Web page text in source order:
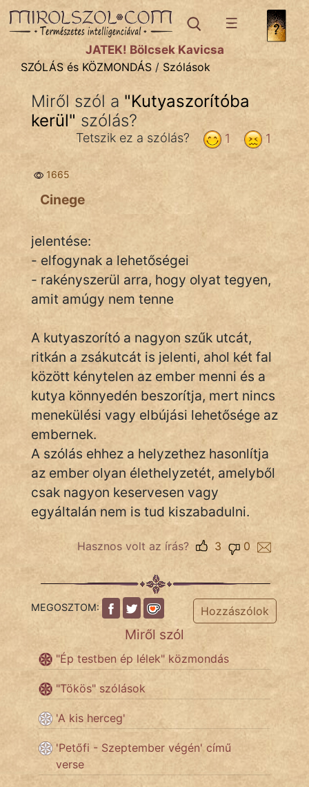
SZÓLÁS ÉS KÖZMONDÁStémák:
Bibliai
Közmondások
Szállóigék
Szóláscsoportok
Szólások
Tréfás
IRODALOM
SZÓLÁS
KÖZMONDÁS
PSZICHO
FILM
ÉLETMÓD
TÖRTÉNELEM
cinege
fantom
Hunor
JÁTÉK! Bölcsek Kavicsa
SZÓLÁS és KÖZMONDÁS / Szólások
Miről szól a "Kutyaszorítóba
kerül" szólás?
1
1
Tetszik ez a szólás?
1665
Cinege
jelentése:
- elfogynak a lehetőségei
- rakényszerül arra, hogy olyat tegyen,
amit amúgy nem tenne
A kutyaszorító a nagyon szűk utcát,
ritkán a zsákutcát is jelenti, ahol két fal
között kénytelen az ember menni és a
kutya könnyedén beszorítja, mert nincs
menekülési vagy elbújási lehetősége az
embernek.
A szólás ehhez a helyzethez hasonlítja
az ember olyan élethelyzetét, amelyből
csak nagyon keservesen vagy
egyáltalán nem is tud kiszabadulni.
Hasznos volt az írás? 0
3
MEGOSZTOM: Hozzászólok
Miről szól
"Ép testben ép lélek" közmondás
"Tökös" szólások
'A kis herceg'
'Petőfi - Szeptember végén' című
verse